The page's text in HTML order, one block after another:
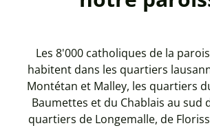
Les 8'000 catholiques de la
habitent dans les quartiers
Montétan et Malley, les quartiers
Baumettes et du Chablais au sud
quartiers de Longemalle, de